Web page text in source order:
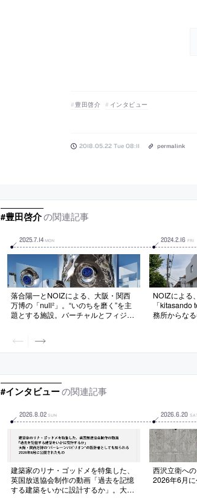
豊田啓介 インタビュー
2018.05.22 Tue 08:11 permalink
#豊田啓介の関連記事
2025.7.14 MON
落合陽一とNOIZによる、大阪・関西
万博の「null²」。“いのちを磨く”を主
題とする施設。バーチャルとフィジカ
築を考案。風と共振する鏡面膜とロボ
ットアームを組合せて“動的な建築”も
2024.2.16 FRI
NOIZによる
「kitasando
務所からな
スケールと
ぐ“多様な中
#インタビューの関連記事
2026.8.02 SUN
建築家のリナ・ゴッドメを特集した、
英国放送協会制作の動画「過去を記憶
する建築をいかに設計するか」。大
2026.6.20
西沢立衛への
2026年6月